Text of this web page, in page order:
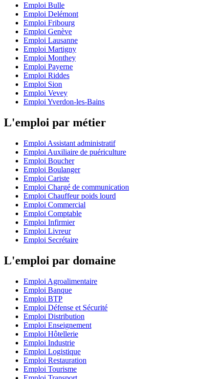
Emploi Bulle
Emploi Delémont
Emploi Fribourg
Emploi Genève
Emploi Lausanne
Emploi Martigny
Emploi Monthey
Emploi Payerne
Emploi Riddes
Emploi Sion
Emploi Vevey
Emploi Yverdon-les-Bains
L'emploi par métier
Emploi Assistant administratif
Emploi Auxiliaire de puériculture
Emploi Boucher
Emploi Boulanger
Emploi Cariste
Emploi Chargé de communication
Emploi Chauffeur poids lourd
Emploi Commercial
Emploi Comptable
Emploi Infirmier
Emploi Livreur
Emploi Secrétaire
L'emploi par domaine
Emploi Agroalimentaire
Emploi Banque
Emploi BTP
Emploi Défense et Sécurité
Emploi Distribution
Emploi Enseignement
Emploi Hôtellerie
Emploi Industrie
Emploi Logistique
Emploi Restauration
Emploi Tourisme